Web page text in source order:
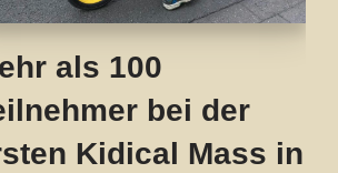
als 100
bei der
Kidical Mass in